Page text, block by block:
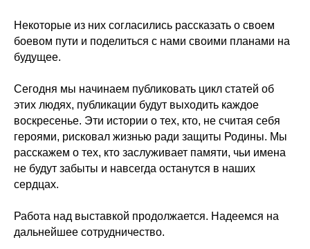
Некоторые из них согласились рассказать о своем
боевом пути и поделиться с нами своими планами на
будущее.
Сегодня мы начинаем публиковать цикл статей об
этих людях, публикации будут выходить каждое
воскресенье. Эти истории о тех, кто, не считая себя
героями, рисковал жизнью ради защиты Родины. Мы
расскажем о тех, кто заслуживает памяти, чьи имена
не будут забыты и навсегда останутся в наших
сердцах.
Работа над выставкой продолжается. Надеемся на
дальнейшее сотрудничество.